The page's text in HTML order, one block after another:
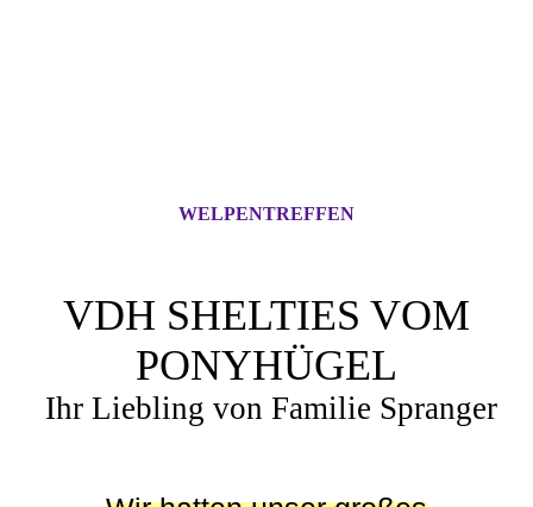
WELPENTREFFEN
VDH SHELTIES VOM
PONYHÜGEL
Ihr Liebling von Familie Spranger